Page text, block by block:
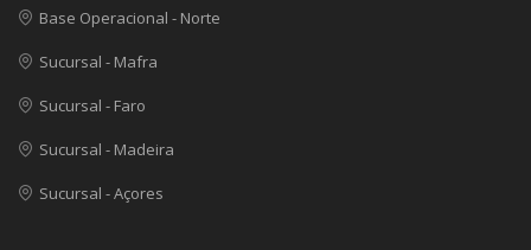
Base Operacional - Norte
Sucursal - Mafra
Sucursal - Faro
Sucursal - Madeira
Sucursal - Açores